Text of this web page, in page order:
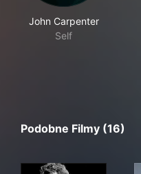
John Carpenter
Self
Podobne Filmy (16)